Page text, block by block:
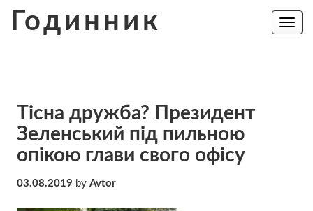
Годинник
Toggle
Тісна дружба? Президент
Зеленський під пильною
опікою глави свого офісу
03.08.2019 by Avtor